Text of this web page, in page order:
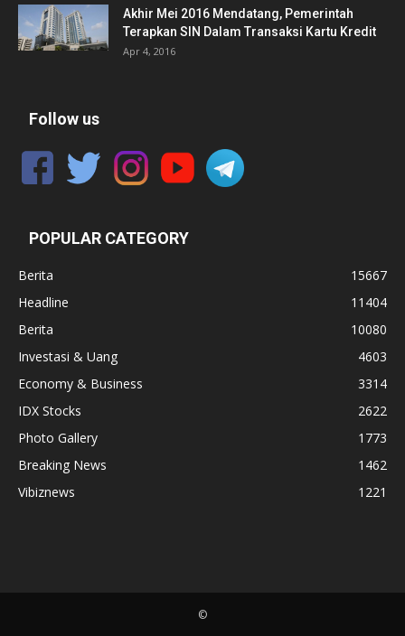
Akhir Mei 2016 Mendatang, Pemerintah
Terapkan SIN Dalam Transaksi Kartu Kredit
Apr 4, 2016
Follow us
POPULAR CATEGORY
Berita
15667
Headline
11404
Berita
10080
Investasi & Uang
4603
Economy & Business
3314
IDX Stocks
2622
Photo Gallery
1773
Breaking News
1462
Vibiznews
1221
©